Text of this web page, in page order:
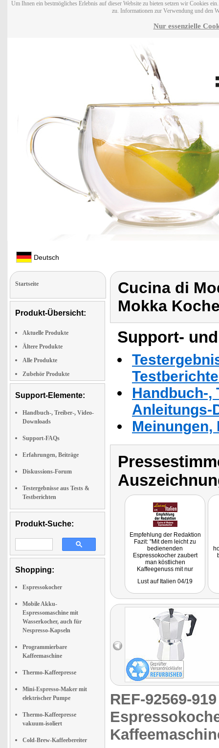
Um Ihnen ein bestmögliches Erlebnis auf dieser Website zu bieten setzen wir Cookies
zu. Informationen zur Verwendung und den
Nur essenzielle
Deutsch
Startseite
Produkt-Übersicht:
Aktuelle Produkte
Ältere Produkte
Alle Produkte
Zubehör Produkte
Support-Elemente:
Handbuch-, Treiber-, Video-
Downloads
Support-FAQs
Erfahrungen, Beiträge
Diskussions-Forum
Testergebnisse aus Tests &
Testberichten
Produkt-Suche:
Shopping:
Espressokocher
Mobile Akku-
Espressomaschine mit
Wasserkocher, auch für
Nespresso-Kapseln
Programmierbare
Kaffeemaschine
Thermo-Kaffeepresse
Mini-Espresso-Maker mit
elektrischer Pumpe
Thermo-Kaffeepresse
vakuum-isoliert
Cold-Brew-Kaffeebereiter
Cucina di
Mokka
Support-
Handbuch-,
Anleitungs-
Empfehlung der Redaktion
Fazit: "Mit dem leicht zu
bedienenden
Espressokocher zaubert
man köstlichen
Kaffeegenuss mit nur
Lust auf Italien 04/19
REF-92569-